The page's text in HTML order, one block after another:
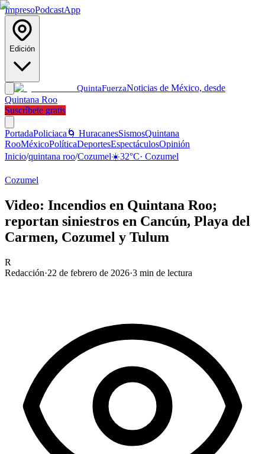
ImpresoPodcastApp
Edición
QuintaFuerzaNoticias de México, desde
Quintana Roo
Suscríbete gratis
PortadaPoliciaca 🌀 HuracanesSismosQuintana
RooMéxicoPolíticaDeportesEspectáculosOpinión
Inicio/quintana roo/Cozumel☀️32°C· Cozumel
Cozumel
Video: Incendios en Quintana Roo;
reportan siniestros en Cancún, Playa del
Carmen, Cozumel y Tulum
R
Redacción·22 de febrero de 2026·3 min de lectura